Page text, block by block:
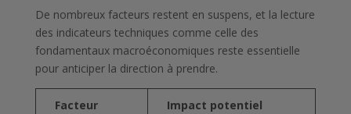
De nombreux facteurs restent en suspens, et la lecture
des indicateurs techniques comme celle des
fondamentaux macroéconomiques reste essentielle
pour anticiper la direction à prendre.
Facteur Impact potentiel